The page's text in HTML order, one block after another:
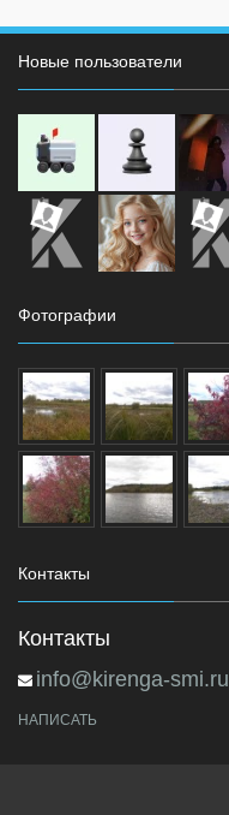
Новые пользователи
Фотографии
Контакты
Контакты
info@kirenga-smi.ru
НАПИСАТЬ